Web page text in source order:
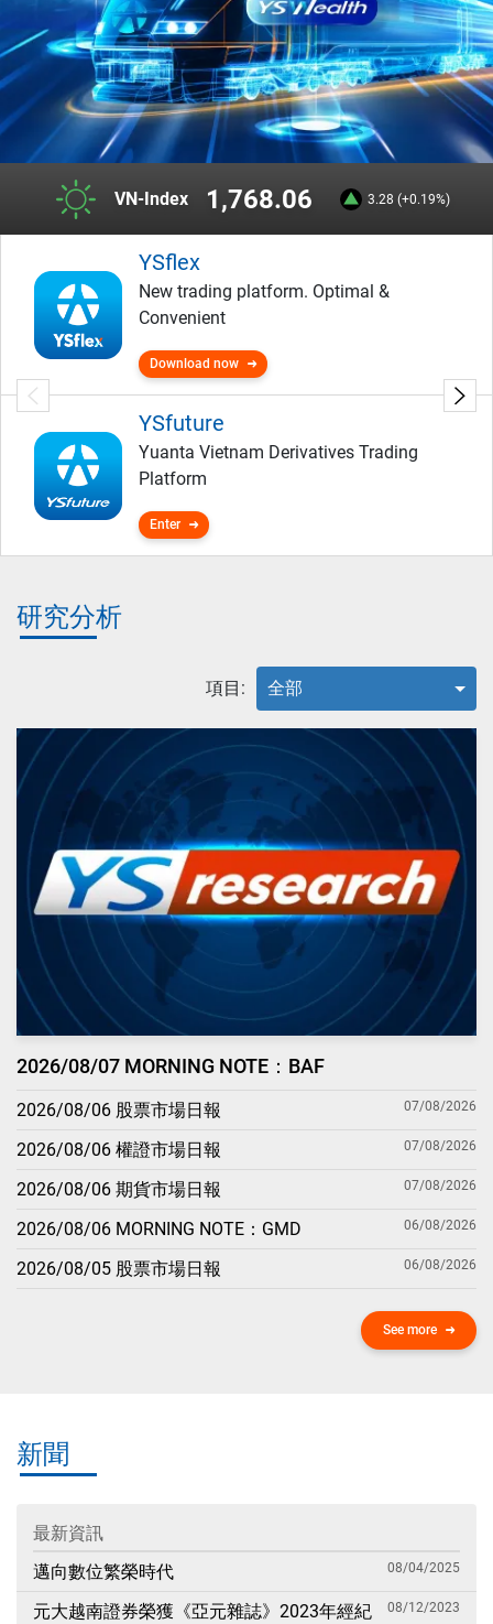
VN-Index 1,768.06 3.28 (+0.19%)
YSflex
New trading platform. Optimal &
Convenient
Download now
YSfuture
Yuanta Vietnam Derivatives Trading
Platform
Enter
研究分析
項目: 全部
2026/08/07 MORNING NOTE：BAF
2026/08/06 股票市場日報 07/08/2026
2026/08/06 權證市場日報 07/08/2026
2026/08/06 期貨市場日報 07/08/2026
2026/08/06 MORNING NOTE：GMD 06/08/2026
2026/08/05 股票市場日報 06/08/2026
See more
新聞
最新資訊
邁向數位繁榮時代
08/04/2025
元大越南證券榮獲《亞元雜誌》2023年經紀
08/12/2023